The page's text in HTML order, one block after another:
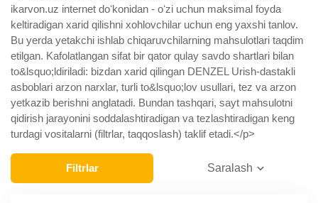
ikarvon.uz internet doʻkonidan - oʻzi uchun maksimal foyda
keltiradigan xarid qilishni xohlovchilar uchun eng yaxshi tanlov.
Bu yerda yetakchi ishlab chiqaruvchilarning mahsulotlari taqdim
etilgan. Kafolatlangan sifat bir qator qulay savdo shartlari bilan
to&lsquo;ldiriladi: bizdan xarid qilingan DENZEL Urish-dastakli
asboblari arzon narxlar, turli to&lsquo;lov usullari, tez va arzon
yetkazib berishni anglatadi. Bundan tashqari, sayt mahsulotni
qidirish jarayonini soddalashtiradigan va tezlashtiradigan keng
turdagi vositalarni (filtrlar, taqqoslash) taklif etadi.</p>
Filtrlar Saralash